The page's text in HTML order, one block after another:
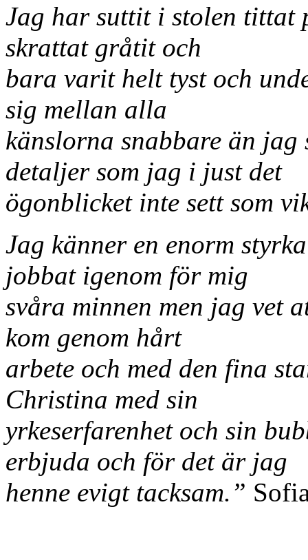
Jag har suttit i stolen
skrattat gråtit och
bara varit helt tyst och
sig mellan alla
känslorna snabbare än
detaljer som jag i just det
ögonblicket inte sett som
Jag känner en enorm
jobbat igenom för mig
svåra minnen men jag vet
kom genom hårt
arbete och med den fina
Christina med sin
yrkeserfarenhet och sin
erbjuda och för det är jag
henne evigt tacksam.”